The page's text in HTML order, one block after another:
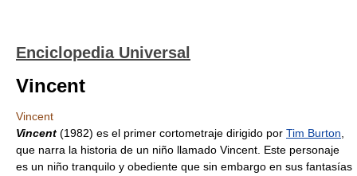
Enciclopedia Universal
Vincent
Vincent
Vincent (1982) es el primer cortometraje dirigido por Tim Burton
que narra la historia de un niño llamado Vincent. Este personaje
es un niño tranquilo y obediente que sin embargo en sus fantasías